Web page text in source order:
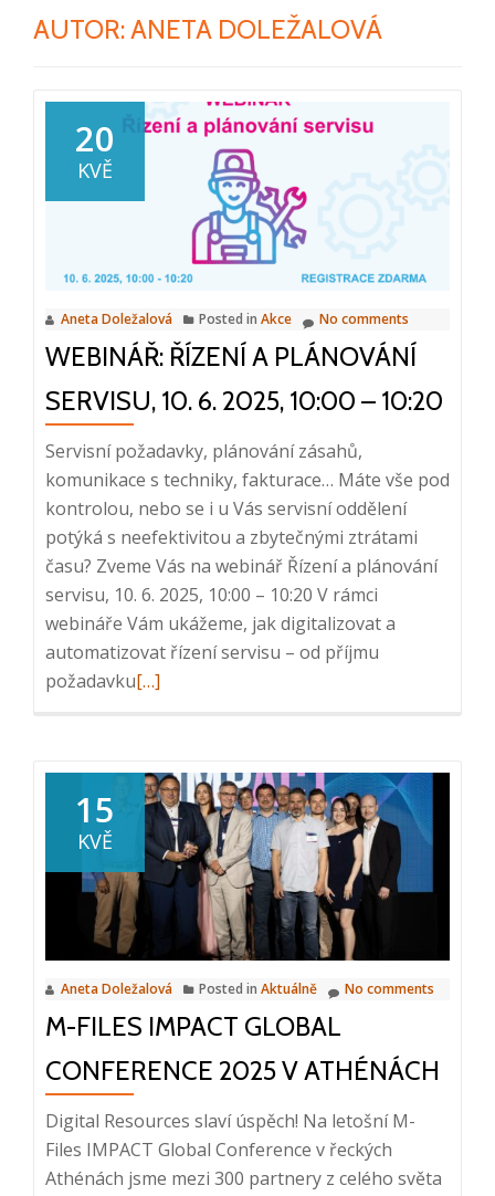
AUTOR:ANETA DOLEŽALOVÁ
20
KVĚ
Aneta Doležalová Posted in Akce No comments
WEBINÁŘ: ŘÍZENÍ A PLÁNOVÁNÍ
SERVISU, 10. 6. 2025, 10:00 – 10:20
Servisní požadavky, plánování zásahů,
komunikace s techniky, fakturace… Máte vše pod
kontrolou, nebo se i u Vás servisní oddělení
potýká s neefektivitou a zbytečnými ztrátami
času? Zveme Vás na webinář Řízení a plánování
servisu, 10. 6. 2025, 10:00 – 10:20 V rámci
webináře Vám ukážeme, jak digitalizovat a
automatizovat řízení servisu – od příjmu
požadavkuRead
Řízení
plánování
servisu,
10.
6.
2025,
10:00
–
[…]
15
KVĚ
Aneta Doležalová Posted in Aktuálně No comments
M-FILES IMPACT GLOBAL
CONFERENCE 2025 V ATHÉNÁCH
Digital Resources slaví úspěch! Na letošní M-
Files IMPACT Global Conference v řeckých
Athénách jsme mezi 300 partnery z celého světa